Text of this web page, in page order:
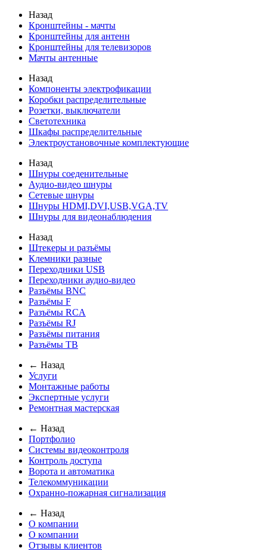
Назад
Кронштейны - мачты
Кронштейны для антенн
Кронштейны для телевизоров
Мачты антенные
Назад
Компоненты электрофикации
Коробки распределительные
Розетки, выключатели
Светотехника
Шкафы распределительные
Электроустановочные комплектующие
Назад
Шнуры соеденительные
Аудио-видео шнуры
Сетевые шнуры
Шнуры HDMI,DVI,USB,VGA,TV
Шнуры для видеонаблюдения
Назад
Штекеры и разъёмы
Клемники разные
Переходники USB
Переходники аудио-видео
Разъёмы BNC
Разъёмы F
Разъёмы RCA
Разъёмы RJ
Разъёмы питания
Разъёмы ТВ
← Назад
Услуги
Монтажные работы
Экспертные услуги
Ремонтная мастерская
← Назад
Портфолио
Системы видеоконтроля
Контроль доступа
Ворота и автоматика
Телекоммуникации
Охранно-пожарная сигнализация
← Назад
О компании
О компании
Отзывы клиентов